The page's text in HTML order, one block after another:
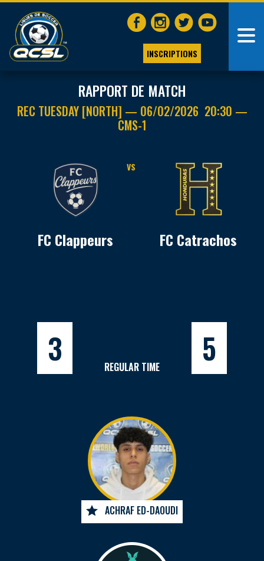
INSCRIPTIONS
RAPPORT DE MATCH
REC TUESDAY [NORTH] — 06/02/2026 20:30 —
CMS-1
FC Clappeurs
VS
FC Catrachos
3 REGULAR TIME 5
ACHRAF ED-DAOUDI